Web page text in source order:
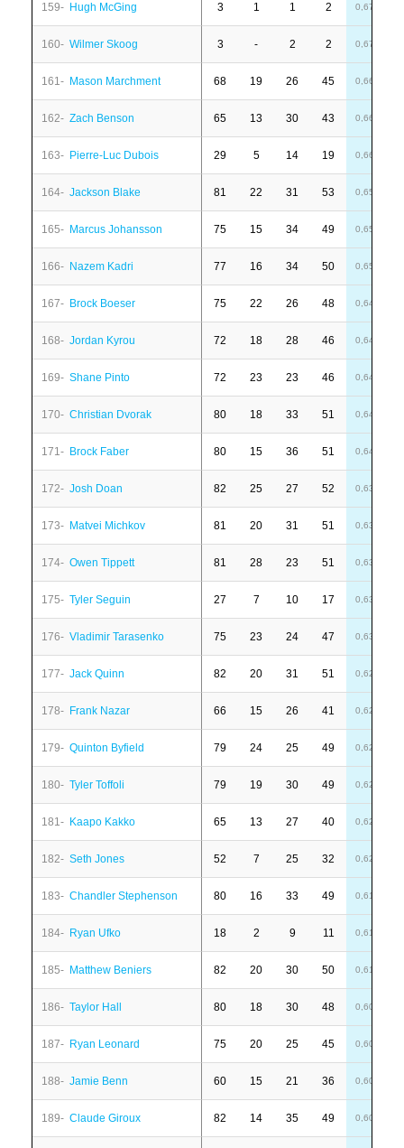
159- Hugh McGing 3 1 1 2 0,67
160- Wilmer Skoog 3 - 2 2 0,67
161- Mason Marchment 68 19 26 45 0,66
162- Zach Benson 65 13 30 43 0,66
163- Pierre-Luc Dubois 29 5 14 19 0,66
164- Jackson Blake 81 22 31 53 0,65
165- Marcus Johansson 75 15 34 49 0,65
166- Nazem Kadri 77 16 34 50 0,65
167- Brock Boeser 75 22 26 48 0,64
168- Jordan Kyrou 72 18 28 46 0,64
169- Shane Pinto 72 23 23 46 0,64
170- Christian Dvorak 80 18 33 51 0,64
171- Brock Faber 80 15 36 51 0,64
172- Josh Doan 82 25 27 52 0,63
173- Matvei Michkov 81 20 31 51 0,63
174- Owen Tippett 81 28 23 51 0,63
175- Tyler Seguin 27 7 10 17 0,63
176- Vladimir Tarasenko 75 23 24 47 0,63
177- Jack Quinn 82 20 31 51 0,62
178- Frank Nazar 66 15 26 41 0,62
179- Quinton Byfield 79 24 25 49 0,62
180- Tyler Toffoli 79 19 30 49 0,62
181- Kaapo Kakko 65 13 27 40 0,62
182- Seth Jones 52 7 25 32 0,62
183- Chandler Stephenson 80 16 33 49 0,61
184- Ryan Ufko 18 2 9 11 0,61
185- Matthew Beniers 82 20 30 50 0,61
186- Taylor Hall 80 18 30 48 0,60
187- Ryan Leonard 75 20 25 45 0,60
188- Jamie Benn 60 15 21 36 0,60
189- Claude Giroux 82 14 35 49 0,60